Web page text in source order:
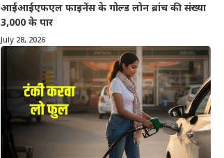
आईआईएफएल फाइनेंस के गोल्ड लोन ब्रांच की संख्या
3,000 के पार
July 28, 2026